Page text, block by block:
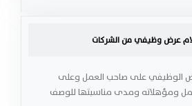
عرض وظيفي من الشركات
الوظيفي على صاحب العمل وعلى
ومؤهلاته ومدى مناسبتها للوصف